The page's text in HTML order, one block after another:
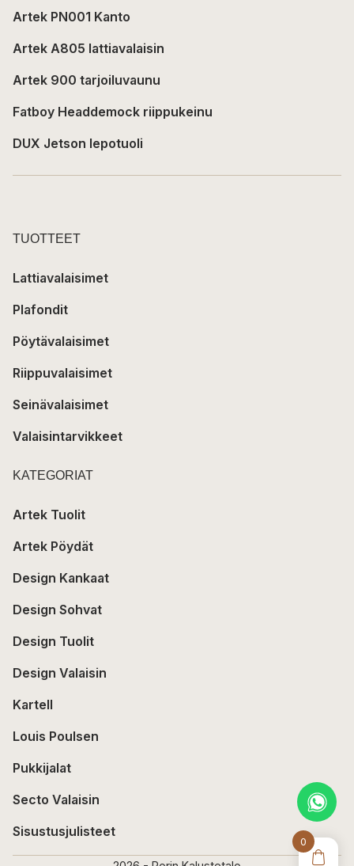
0
Artek PN001 Kanto
Artek A805 lattiavalaisin
Artek 900 tarjoiluvaunu
Fatboy Headdemock riippukeinu
DUX Jetson lepotuoli
TUOTTEET
Lattiavalaisimet
Plafondit
Pöytävalaisimet
Riippuvalaisimet
Seinävalaisimet
Valaisintarvikkeet
KATEGORIAT
Artek Tuolit
Artek Pöydät
Design Kankaat
Design Sohvat
Design Tuolit
Design Valaisin
Kartell
Louis Poulsen
Pukkijalat
Secto Valaisin
Sisustusjulisteet